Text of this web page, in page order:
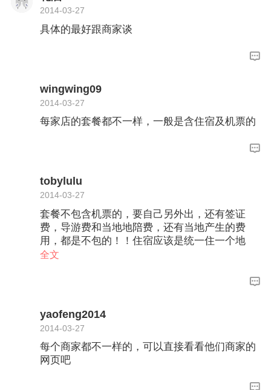
2014-03-27
具体的最好跟商家谈
wingwing09
2014-03-27
每家店的套餐都不一样，一般是含住宿及机票的
tobylulu
2014-03-27
套餐不包含机票的，要自己另外出，还有签证
费，导游费和当地地陪费，还有当地产生的费
用，都是不包的！！住宿应该是统一住一个地
方！有人算过大概价格，两个人总共花费可能要
全文
yaofeng2014
2014-03-27
每个商家都不一样的，可以直接看看他们商家的
网页吧